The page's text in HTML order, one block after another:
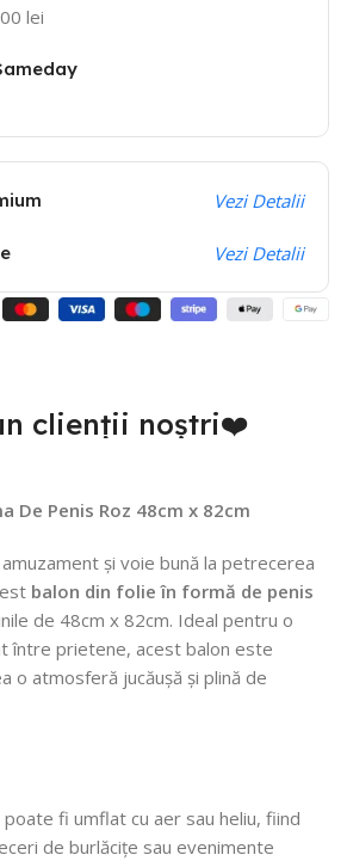
lei
Vezi Detalii
Vezi Detalii
clienții noștri❤️
De Penis Roz 48cm x 82cm
și voie bună la petrecerea
balon din folie în formă de penis
de 48cm x 82cm. Ideal pentru o
între prietene, acest balon este
o atmosferă jucăușă și plină de
fi umflat cu aer sau heliu, fiind
de burlăcițe sau evenimente